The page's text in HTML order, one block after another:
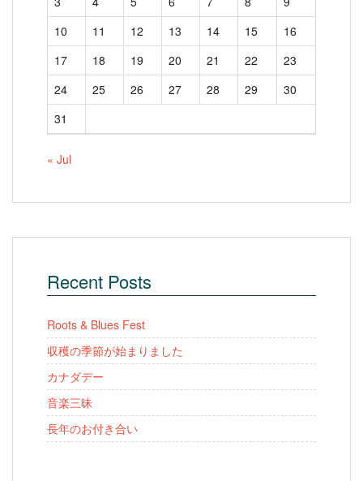
10
11 12 13 14 15
16
17
18 19 20 21 22
23
24
25 26 27 28 29
30
31
« Jul
Recent Posts
Roots & Blues Fest
収穫の季節が始まりました
カナダデー
音楽三昧
長年のお付き合い